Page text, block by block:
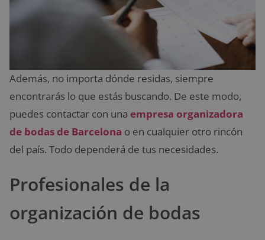
Además, no importa dónde residas, siempre
encontrarás lo que estás buscando. De este modo,
puedes contactar con una empresa organizadora
de bodas de Barcelona o en cualquier otro rincón
del país. Todo dependerá de tus necesidades.
Profesionales de la
organización de bodas